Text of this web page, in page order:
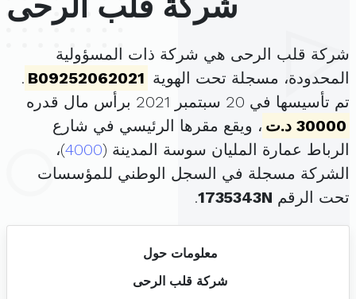
شركة قلب الرحى هي شركة ذات المسؤولية
المحدودة، مسجلة تحت الهوية B09252062021
.
تم تأسيسها في 20 سبتمبر 2021 برأس مال قدره
30000 د.ت
، ويقع مقرها الرئيسي في شارع
الرباط عمارة المليان سوسة المدينة (4000)،
الشركة مسجلة في السجل الوطني للمؤسسات
تحت الرقم 1735343N
.
معلومات حول
شركة قلب الرحى